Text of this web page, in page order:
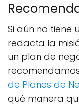
Si aún no tiene
redacta la
un plan de
de Planes de
qué manera